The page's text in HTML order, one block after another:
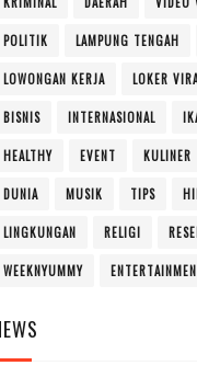
POLITIK LAMPUNG TENGAH
LOWONGAN KERJA LOKER
BISNIS INTERNASIONAL
HEALTHY EVENT KULINER
DUNIA MUSIK TIPS
LINGKUNGAN RELIGI
WEEKNYUMMY